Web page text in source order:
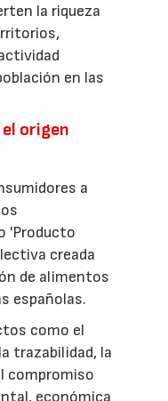
la riqueza
en las
origen
a
'Producto
creada
de alimentos
españolas.
como el
trazabilidad, la
compromiso
económica